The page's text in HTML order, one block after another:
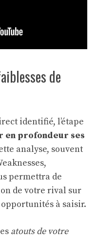
de
identifié, l’étape
en profondeur ses
analyse, souvent
permettra de
de votre rival sur
à saisir.
atouts de votre